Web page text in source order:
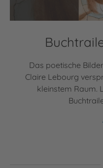
Das poetische
Claire Lebourg
kleinstem Raum.